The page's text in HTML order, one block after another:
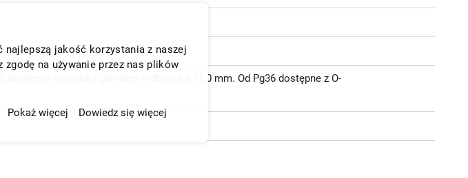
dostępne również z gwintem o długości 15,0 mm. Od Pg36 dostępne z O-
najlepszą jakość korzystania z naszej
zgodę na używanie przez nas plików
Pokaż więcej Dowiedz się więcej